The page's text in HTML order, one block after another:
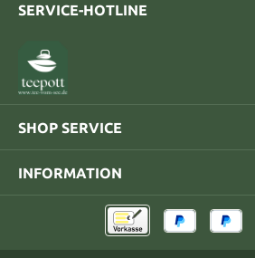
SERVICE-HOTLINE
SHOP SERVICE
INFORMATION